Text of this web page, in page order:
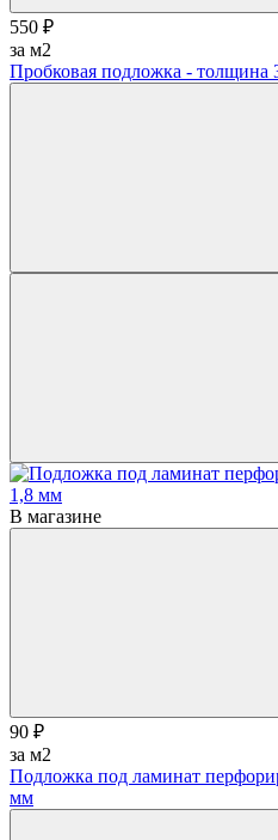
550 ₽
за м2
Пробковая подложка - толщина
В магазине
90 ₽
за м2
Подложка под ламинат
мм